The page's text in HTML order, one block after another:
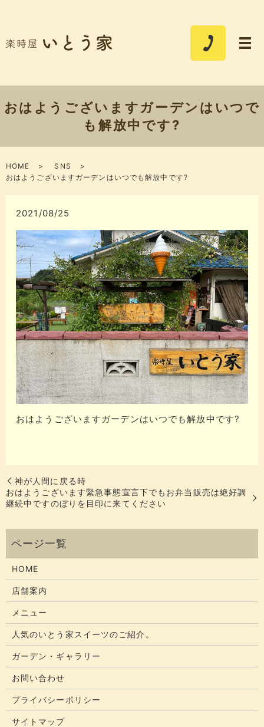
おはようございますガーデンはいつで
も解放中です?
HOME
SNS
おはようございますガーデンはいつでも解放中です?
2021/08/25
おはようございますガーデンはいつでも解放中です?
神が人間に戻る時️
おはようございます緊急事態宣言下でもお弁当販売は絶好調
継続中ですのぼりを目印に来てください
HOME
店舗案内
メニュー
人気のいとう家スイーツのご紹介。
ガーデン・ギャラリー
お問い合わせ
プライバシーポリシー
サイトマップ